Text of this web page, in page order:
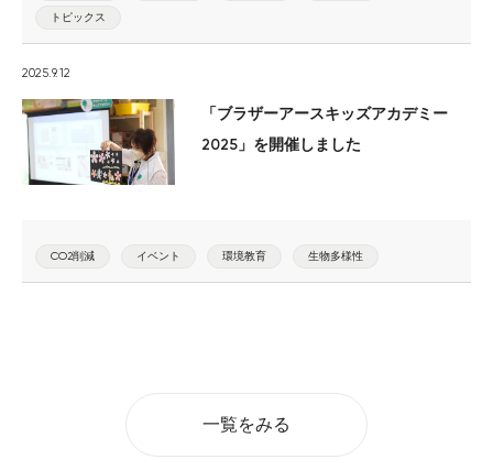
トピックス
2025.9.12
「ブラザーアースキッズアカデミー
2025」を開催しました
CO2削減 イベント 環境教育 生物多様性
一覧をみる